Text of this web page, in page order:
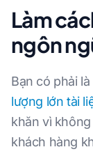
Làm
ngôn
Bạn có phải
lượng lớn tài
khăn vì
khách hàng